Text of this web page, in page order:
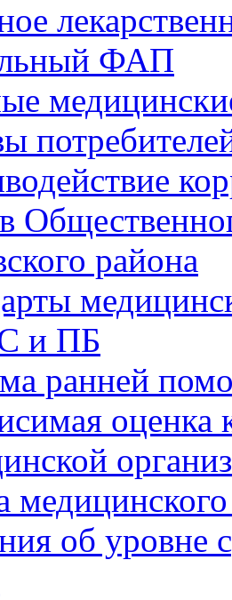
ФАП
района
и ПБ
ранней
оценка
об уровне